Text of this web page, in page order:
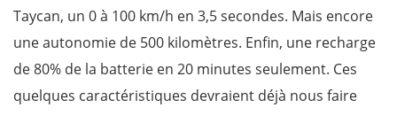
Taycan, un 0 à 100 km/h en 3,5 secondes. Mais encore
une autonomie de 500 kilomètres. Enfin, une recharge
de 80% de la batterie en 20 minutes seulement. Ces
quelques caractéristiques devraient déjà nous faire